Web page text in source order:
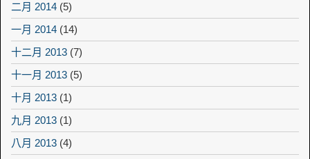
二月 2014 (5)
一月 2014 (14)
十二月 2013 (7)
十一月 2013 (5)
十月 2013 (1)
九月 2013 (1)
八月 2013 (4)